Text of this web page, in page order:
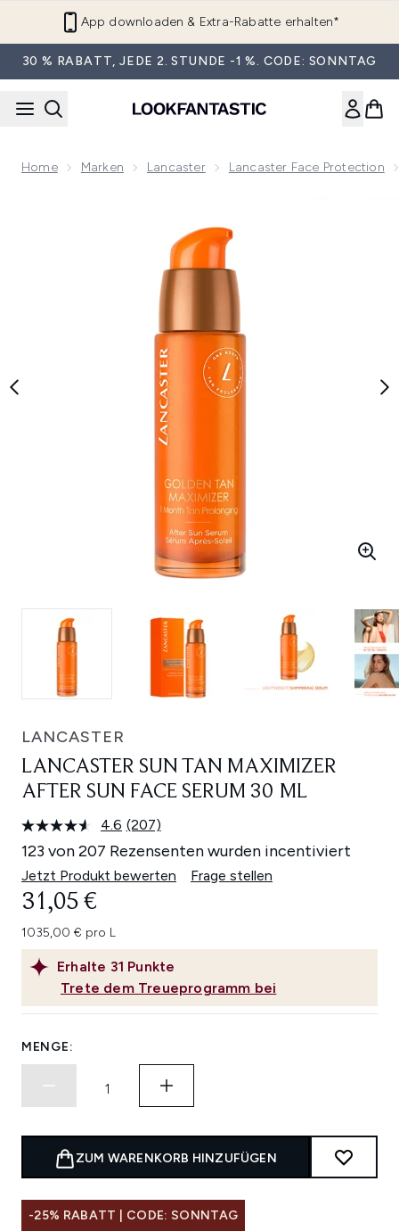
App downloaden & Extra-Rabatte erhalten*
30 % RABATT, JEDE 2. STUNDE -1 %. CODE: SONNTAG
Home Marken Lancaster Lancaster Face Protection
LANCASTER
LANCASTER SUN TAN MAXIMIZER
AFTER SUN FACE SERUM 30 ML
4.6 207
Bewertungen
lesen.
Link
(207)
123 von 207 Rezensenten wurden incentiviert
Jetzt Produkt bewerten Frage stellen
Erhalte 31 Punkte
Trete dem Treueprogramm bei
31,05 €
1035,00 € pro L
MENGE:
ZUM WARENKORB HINZUFÜGEN
-25% RABATT | CODE: SONNTAG